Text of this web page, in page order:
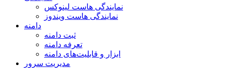
نمایندگی هاست لینوکس
نمایندگی هاست ویندوز
دامنه
ثبت دامنه
تعرفه دامنه
ابزار و قابلیت‌های دامنه
مدیریت سرور